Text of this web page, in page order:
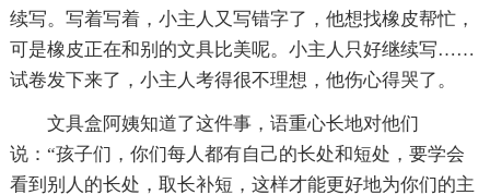
续写。写着写着，小主人又写错字了，他想找橡皮帮忙，
可是橡皮正在和别的文具比美呢。小主人只好继续写……
试卷发下来了，小主人考得很不理想，他伤心得哭了。
文具盒阿姨知道了这件事，语重心长地对他们
说：“孩子们，你们每人都有自己的长处和短处，要学会
看到别人的长处，取长补短，这样才能更好地为你们的主